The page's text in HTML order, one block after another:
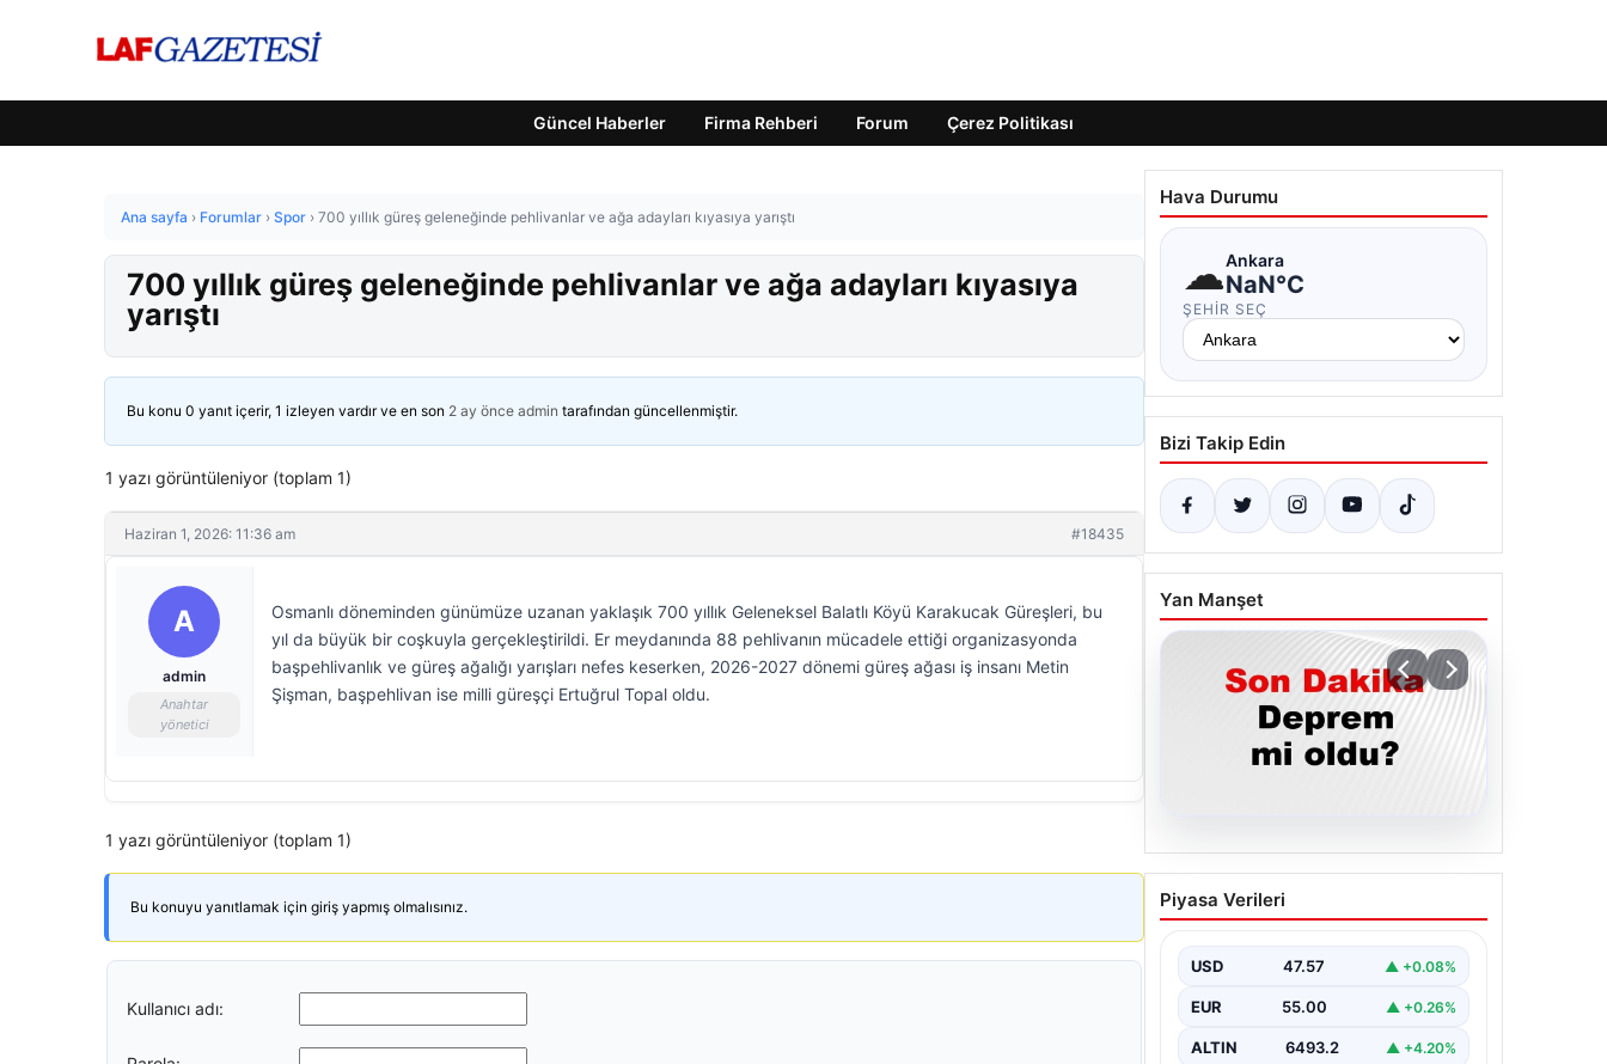
Güncel Haberler Firma Rehberi Forum Çerez Politikası
Ana sayfa › Forumlar › Spor › 700 yıllık güreş geleneğinde pehlivanlar ve ağa adayları kıyasıya yarıştı
700 yıllık güreş geleneğinde pehlivanlar ve ağa adayları kıyasıya
yarıştı
Bu konu 0 yanıt içerir, 1 izleyen vardır ve en son 2 ay önce admin tarafından güncellenmiştir.
1 yazı görüntüleniyor (toplam 1)
Haziran 1, 2026: 11:36 am #18435
A
admin
Anahtar
yönetici
Osmanlı döneminden günümüze uzanan yaklaşık 700 yıllık Geleneksel Balatlı Köyü Karakucak Güreşleri, bu
yıl da büyük bir coşkuyla gerçekleştirildi. Er meydanında 88 pehlivanın mücadele ettiği organizasyonda
başpehlivanlık ve güreş ağalığı yarışları nefes keserken, 2026-2027 dönemi güreş ağası iş insanı Metin
Şişman, başpehlivan ise milli güreşçi Ertuğrul Topal oldu.
1 yazı görüntüleniyor (toplam 1)
Bu konuyu yanıtlamak için giriş yapmış olmalısınız.
Kullanıcı adı:
Hava Durumu
☁Ankara
NaN°C
ŞEHIR SEÇ
Bizi Takip Edin
Yan Manşet
05.08.2026
Son dakika deprem mi
oldu? Az önce deprem
Ankara, İzmir ve il il AFAD
son depremler 05
{ "title": "05 Ağustos 2026 Güncel
Piyasa Verileri
USD 47.57 ▲ +0.08%
EUR 55.00 ▲ +0.26%
ALTIN 6493.2 ▲ +4.20%